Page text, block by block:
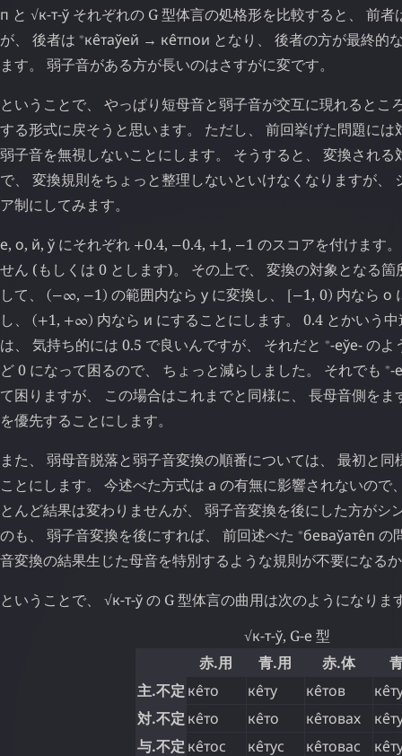
п と √к-т-ў それぞれの G 型体言の処格形を比較すると、 前者
が、 後者は ⁎ке̂таўей → ке̂тпои となり、 後者の方が最終的
ます。 弱子音がある方が長いのはさすがに変です。
ということで、 やっぱり短母音と弱子音が交互に現れるとこ
する形式に戻そうと思います。 ただし、 前回挙げた問題に
弱子音を無視しないことにします。 そうすると、 変換され
で、 変換規則をちょっと整理しないといけなくなりますが、
ア制にしてみます。
е, о, й, ў にそれぞれ +0.4, −0.4, +1, −1 のスコアを付けます
せん (もしくは 0 とします)。 その上で、 変換の対象となる
して、
( −∞, −1) の範囲内ならу に変換し、 −1, 0) 内なら о
し、
( +1, +∞) 内なら и にすることにします。 0.4 とかいう
は、 気持ち的には 0.5 で良いんですが、 それだと ⁎-eўе-のよ
ど 0 になって困るので、 ちょっと減らしました。 それでも ⁎-
て困りますが、 この場合はこれまでと同様に、 長母音側を
を優先することにします。
また、 弱母音脱落と弱子音変換の順番については、 最初と
ことにします。 今述べた方式は а の有無に影響されないので
とんど結果は変わりませんが、 弱子音変換を後にした方がシ
のも、 弱子音変換を後にすれば、 前回述べた ⁎беваўате̂п の
音変換の結果生じた母音を特別するような規則が不要になる
ということで、 √к-т-ўの G 型体言の曲用は次のようになりま
√к-т-ў, G-е 型
赤.用
青.用 赤.体
主.不定 ке̂то ке̂ту ке̂тов
対.不定 ке̂то ке̂то ке̂товах
与.不定 ке̂тос ке̂тус ке̂товас